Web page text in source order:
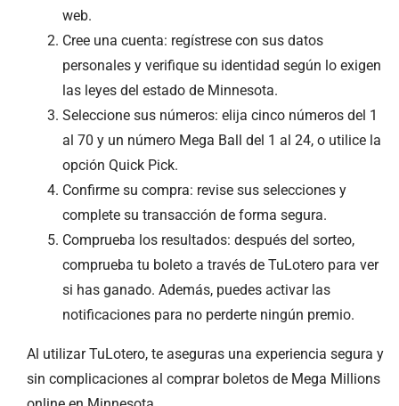
web.
Cree una cuenta: regístrese con sus datos
personales y verifique su identidad según lo exigen
las leyes del estado de Minnesota.
Seleccione sus números: elija cinco números del 1
al 70 y un número Mega Ball del 1 al 24, o utilice la
opción Quick Pick.
Confirme su compra: revise sus selecciones y
complete su transacción de forma segura.
Comprueba los resultados: después del sorteo,
comprueba tu boleto a través de TuLotero para ver
si has ganado. Además, puedes activar las
notificaciones para no perderte ningún premio.
Al utilizar TuLotero, te aseguras una experiencia segura y
sin complicaciones al comprar boletos de Mega Millions